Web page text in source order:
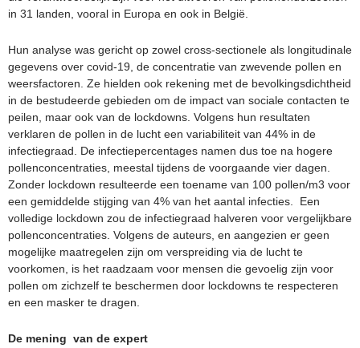
in 31 landen, vooral in Europa en ook in België.
Hun analyse was gericht op zowel cross-sectionele als longitudinale
gegevens over covid-19, de concentratie van zwevende pollen en
weersfactoren. Ze hielden ook rekening met de bevolkingsdichtheid
in de bestudeerde gebieden om de impact van sociale contacten te
peilen, maar ook van de lockdowns. Volgens hun resultaten
verklaren de pollen in de lucht een variabiliteit van 44% in de
infectiegraad. De infectiepercentages namen dus toe na hogere
pollenconcentraties, meestal tijdens de voorgaande vier dagen.
Zonder lockdown resulteerde een toename van 100 pollen/m3 voor
een gemiddelde stijging van 4% van het aantal infecties. Een
volledige lockdown zou de infectiegraad halveren voor vergelijkbare
pollenconcentraties. Volgens de auteurs, en aangezien er geen
mogelijke maatregelen zijn om verspreiding via de lucht te
voorkomen, is het raadzaam voor mensen die gevoelig zijn voor
pollen om zichzelf te beschermen door lockdowns te respecteren
en een masker te dragen.
De mening van de expert